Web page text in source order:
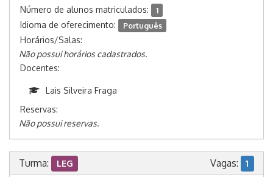
Número de alunos matriculados: 1
Idioma de oferecimento: Português
Horários/Salas:
Não possui horários cadastrados.
Docentes:
Lais Silveira Fraga
Reservas:
Não possui reservas.
Turma: LEG Vagas: 1